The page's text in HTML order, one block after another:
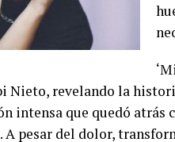
Nieto, revelando la
intensa que quedó atrás
A pesar del dolor,